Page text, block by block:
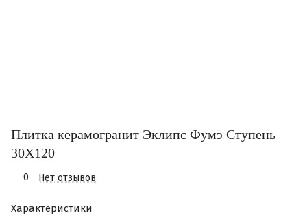
Плитка керамогранит Эклипс Фумэ Ступень
30X120
0 Нет отзывов
Характеристики